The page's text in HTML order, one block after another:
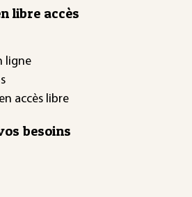
libre accès
ligne
accès libre
besoins